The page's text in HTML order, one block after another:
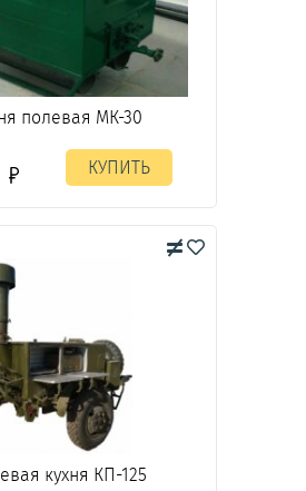
полевая МК-30
КУПИТЬ
кухня КП-125